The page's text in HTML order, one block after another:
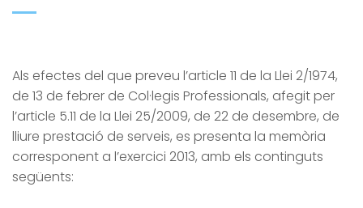
Als efectes del que preveu l’article 11 de la Llei 2/1974,
de 13 de febrer de Col·legis Professionals, afegit per
l’article 5.11 de la Llei 25/2009, de 22 de desembre, de
lliure prestació de serveis, es presenta la memòria
corresponent a l’exercici 2013, amb els continguts
següents: